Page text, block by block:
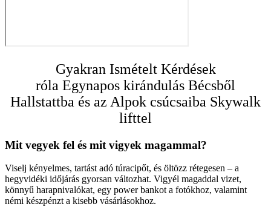
Gyakran Ismételt Kérdések
róla Egynapos kirándulás Bécsből
Hallstattba és az Alpok csúcsaiba Skywalk
lifttel
Mit vegyek fel és mit vigyek magammal?
Viselj kényelmes, tartást adó túracipőt, és öltözz rétegesen – a
hegyvidéki időjárás gyorsan változhat. Vigyél magaddal vizet,
könnyű harapnivalókat, egy power bankot a fotókhoz, valamint
némi készpénzt a kisebb vásárlásokhoz.